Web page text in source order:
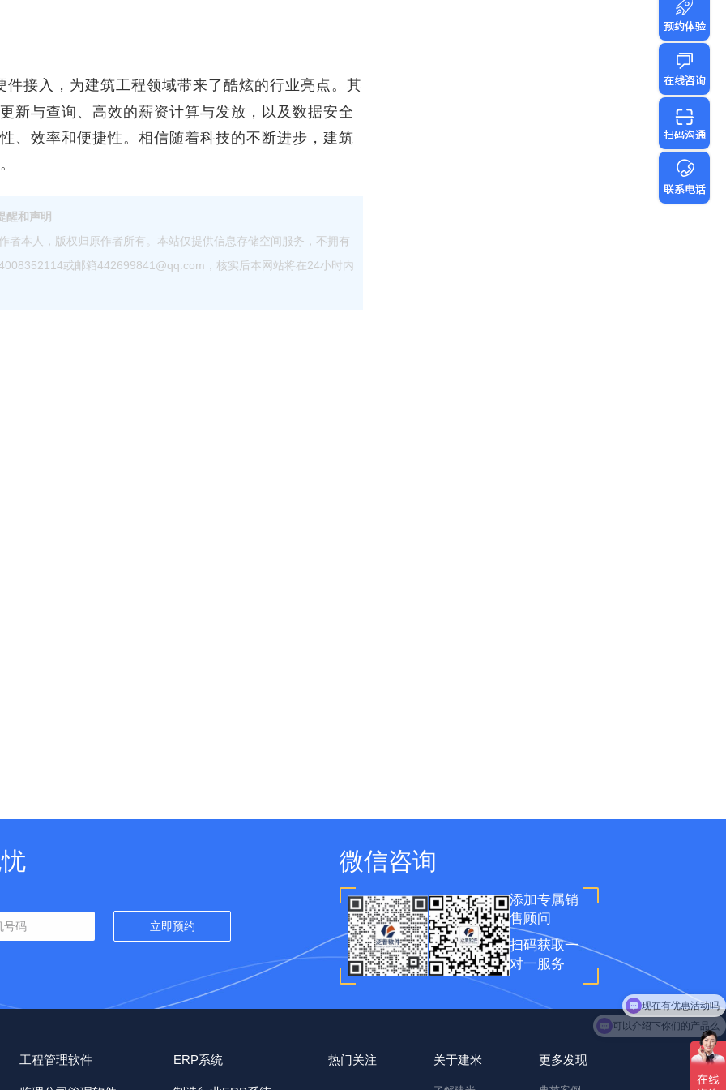
件接入，为建筑工程领域带来了酷炫的行业亮点。其
新与查询、高效的薪资计算与发放，以及数据安全
、效率和便捷性。相信随着科技的不断进步，建筑
醒和声明
本人，版权归原作者所有。本站仅提供信息存储空间服务，不拥有
或邮箱442699841@qq.com，核实后本网站将在24小时内
微信咨询
添加专属销
售顾问
扫码获取一
对一服务
工程管理软件 ERP系统 热门关注 关于建米 更多发现
可以介绍下你们的产品么
现在有优惠活动吗